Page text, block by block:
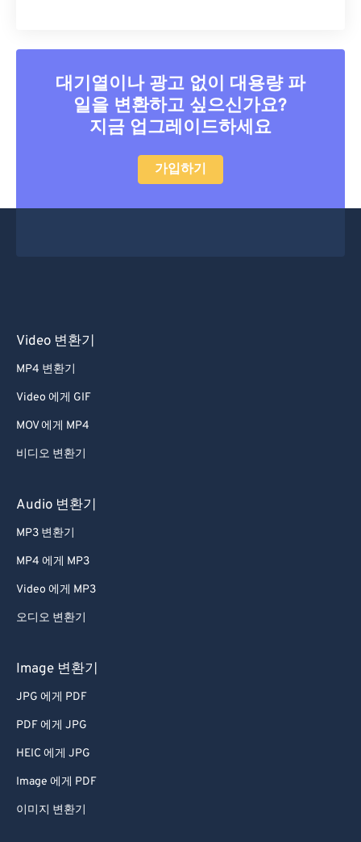
대기열이나 광고 없이 대용량 파
일을 변환하고 싶으신가요?
지금 업그레이드하세요
가입하기
Video 변환기
MP4 변환기
Video 에게 GIF
MOV 에게 MP4
비디오 변환기
Audio 변환기
MP3 변환기
MP4 에게 MP3
Video 에게 MP3
오디오 변환기
Image 변환기
JPG 에게 PDF
PDF 에게 JPG
HEIC 에게 JPG
Image 에게 PDF
이미지 변환기